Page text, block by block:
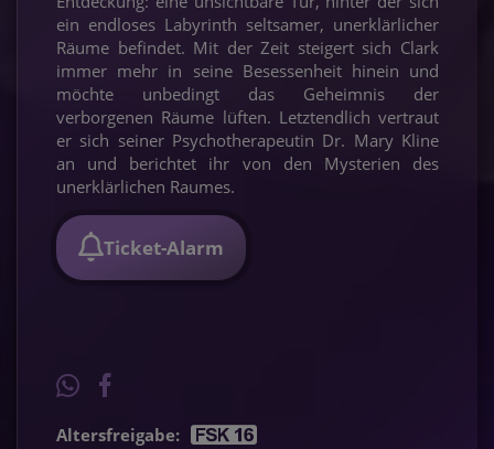
ein endloses Labyrinth seltsamer, unerklärlicher
Räume befindet. Mit der Zeit steigert sich Clark
immer mehr in seine Besessenheit hinein und
möchte unbedingt das Geheimnis der
verborgenen Räume lüften. Letztendlich vertraut
er sich seiner Psychotherapeutin Dr. Mary Kline
an und berichtet ihr von den Mysterien des
unerklärlichen Raumes.
Ticket-Alarm
Altersfreigabe: